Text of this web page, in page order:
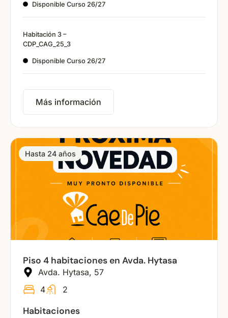
Disponible Curso 26/27
Habitación 3 –
CDP_CAG_25_3
Disponible Curso 26/27
Más información
Hasta 24 años
Piso 4 habitaciones en Avda. Hytasa
Avda. Hytasa, 57
4
2
Habitaciones